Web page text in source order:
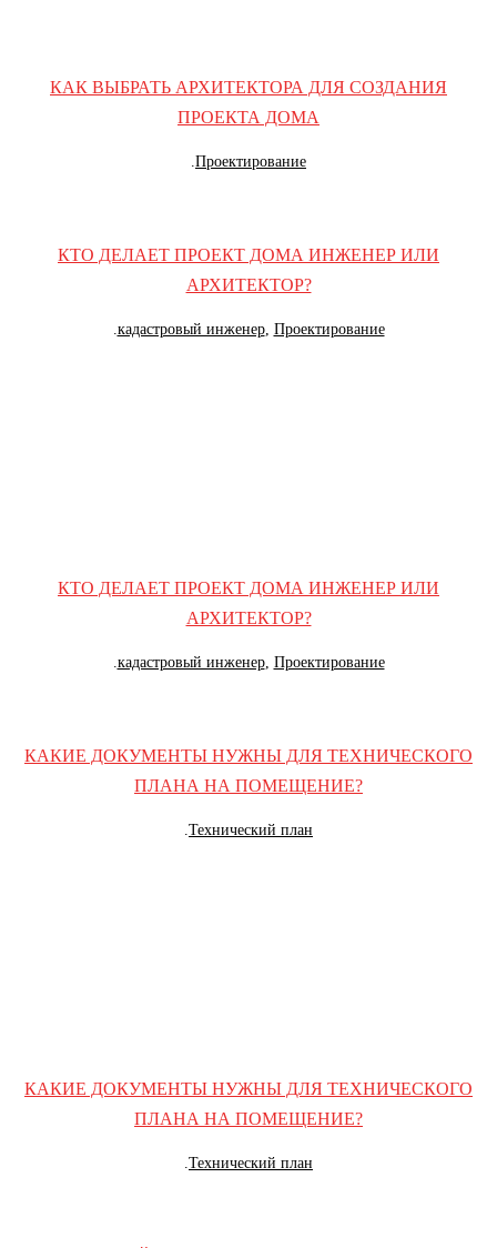
КАК ВЫБРАТЬ АРХИТЕКТОРА ДЛЯ СОЗДАНИЯ
ПРОЕКТА ДОМА
Проектирование
КТО ДЕЛАЕТ ПРОЕКТ ДОМА ИНЖЕНЕР ИЛИ
АРХИТЕКТОР?
кадастровый инженер, Проектирование
КТО ДЕЛАЕТ ПРОЕКТ ДОМА ИНЖЕНЕР ИЛИ
АРХИТЕКТОР?
кадастровый инженер, Проектирование
КАКИЕ ДОКУМЕНТЫ НУЖНЫ ДЛЯ ТЕХНИЧЕСКОГО
ПЛАНА НА ПОМЕЩЕНИЕ?
Технический план
КАКИЕ ДОКУМЕНТЫ НУЖНЫ ДЛЯ ТЕХНИЧЕСКОГО
ПЛАНА НА ПОМЕЩЕНИЕ?
Технический план